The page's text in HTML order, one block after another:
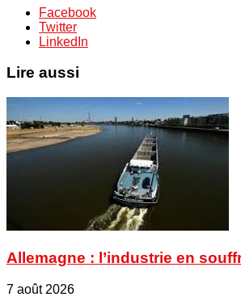
Facebook
Twitter
LinkedIn
Lire aussi
Allemagne : l’industrie en
7 août 2026